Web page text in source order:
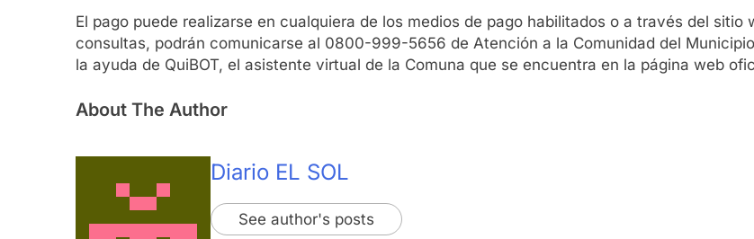
El pago puede realizarse en cualquiera de los medios de pago habilitados o a través del sitio
consultas, podrán comunicarse al 0800-999-5656 de Atención a la Comunidad del
la ayuda de QuiBOT, el asistente virtual de la Comuna que se encuentra en la página web
About The Author
Diario EL SOL
See author's posts